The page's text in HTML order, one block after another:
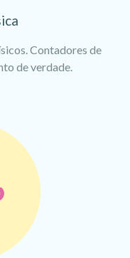
Contadores de
de verdade.